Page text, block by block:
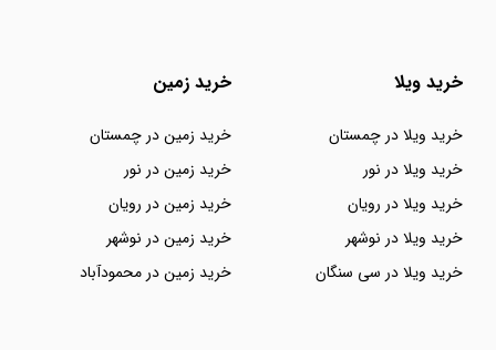
خرید ویلا
خرید ویلا در چمستان
خرید ویلا در نور
خرید ویلا در رویان
خرید ویلا در نوشهر
خرید ویلا در سی سنگان
خرید زمین
خرید زمین در چمستان
خرید زمین در نور
خرید زمین در رویان
خرید زمین در نوشهر
خرید زمین در محمودآباد